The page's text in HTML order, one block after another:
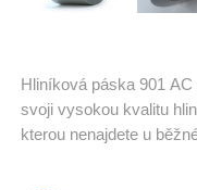
Hliníková páska 901
svoji vysokou kvalitu
kterou nenajdete u